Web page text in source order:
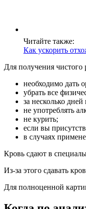
Читайте также:
Как ускорить
Для получения чистого
необходимо дать
убрать все
за несколько
не употреблять
не курить;
если вы
в случаях
Кровь сдают в
Из-за этого сдавать
Для полноценной